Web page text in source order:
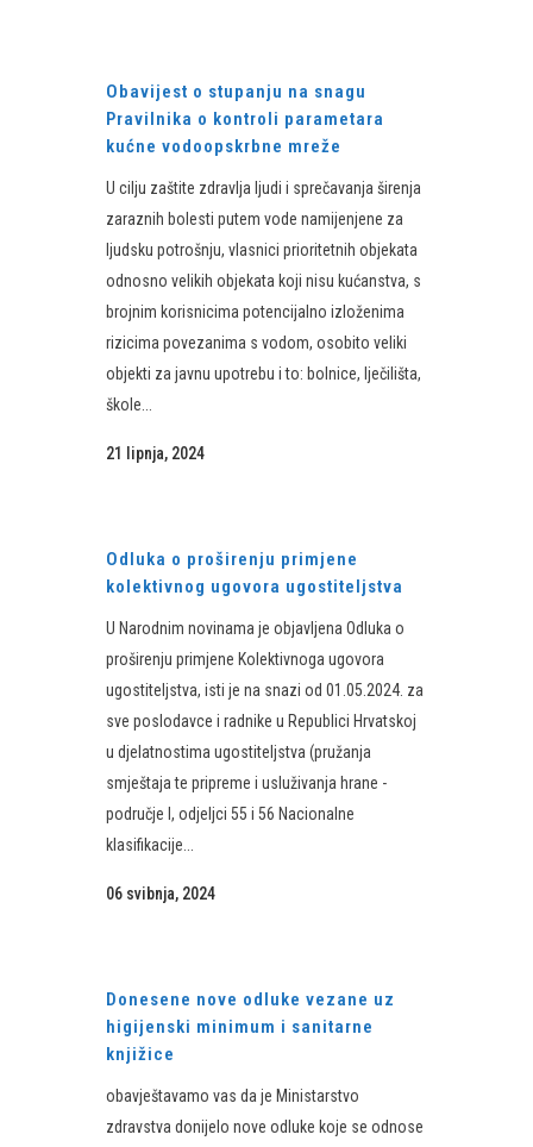
Obavijest o stupanju na snagu
Pravilnika o kontroli parametara
kućne vodoopskrbne mreže
U cilju zaštite zdravlja ljudi i sprečavanja širenja
zaraznih bolesti putem vode namijenjene za
ljudsku potrošnju, vlasnici prioritetnih objekata
odnosno velikih objekata koji nisu kućanstva, s
brojnim korisnicima potencijalno izloženima
rizicima povezanima s vodom, osobito veliki
objekti za javnu upotrebu i to: bolnice, lječilišta,
škole...
21 lipnja, 2024
Odluka o proširenju primjene
kolektivnog ugovora ugostiteljstva
U Narodnim novinama je objavljena Odluka o
proširenju primjene Kolektivnoga ugovora
ugostiteljstva, isti je na snazi od 01.05.2024. za
sve poslodavce i radnike u Republici Hrvatskoj
u djelatnostima ugostiteljstva (pružanja
smještaja te pripreme i usluživanja hrane -
područje I, odjeljci 55 i 56 Nacionalne
klasifikacije...
06 svibnja, 2024
Donesene nove odluke vezane uz
higijenski minimum i sanitarne
knjižice
obavještavamo vas da je Ministarstvo
zdravstva donijelo nove odluke koje se odnose